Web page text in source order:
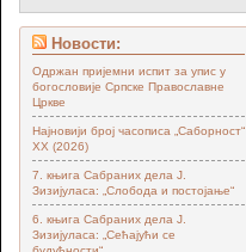
Новости:
Одржан пријемни испит за упис у
богословије Српске Православне
Цркве
Најновији број часописа „Саборност“
XX (2026)
7. књига Сабраних дела Ј.
Зизијуласа: „Слобода и постојање“
6. књига Сабраних дела Ј.
Зизијуласа: „Сећајући се